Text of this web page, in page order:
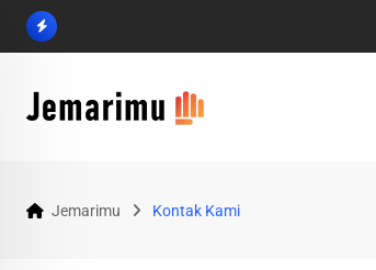
Jemarimu Kontak Kami